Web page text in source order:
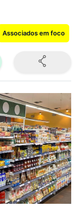
Associados em foco